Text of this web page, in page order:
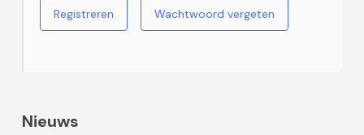
Registreren Wachtwoord vergeten
Nieuws